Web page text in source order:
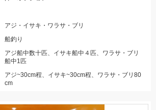
アジ・イサキ・ワラサ・ブリ
船釣り
アジ船中数十匹、イサキ船中４匹、ワラサ・ブリ
船中1匹
アジ~30cm程、イサキ~30cm程、ワラサ・ブリ80
cm